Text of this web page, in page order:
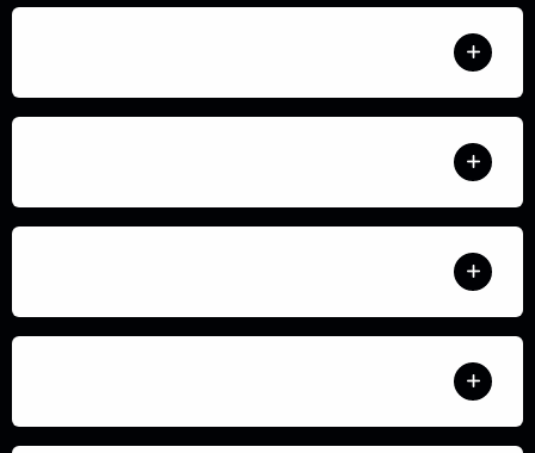
كيف أطلب من المتجر؟
هل المنتجات المعروضة في المتجر متوفرة؟
اوقات التوصيل في المدينة المنورة
كم يستغرق وقت التوصيل خارج المدينة المنورة؟